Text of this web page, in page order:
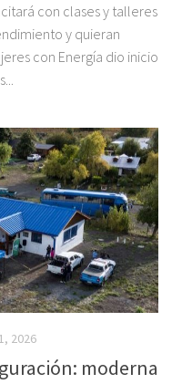
con clases y talleres
y quieran
con Energía dio inicio
2026
moderna